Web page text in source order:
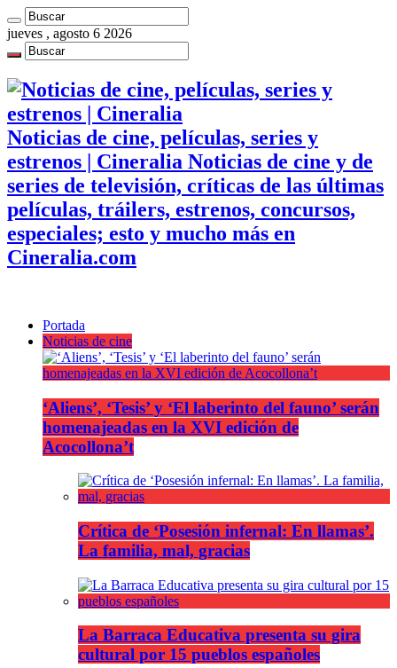
jueves , agosto 6 2026
Noticias de cine, películas, series y
estrenos | Cineralia Noticias de cine y de
series de televisión, críticas de las últimas
películas, tráilers, estrenos, concursos,
especiales; esto y mucho más en
Cineralia.com
Portada
Noticias de cine
‘Aliens’, ‘Tesis’ y ‘El laberinto del fauno’ serán
homenajeadas en la XVI edición de
Acocollona’t
Crítica de ‘Posesión infernal: En llamas’.
La familia, mal, gracias
La Barraca Educativa presenta su gira
cultural por 15 pueblos españoles